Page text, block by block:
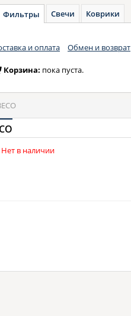
Фильтры Свечи Коврики
и оплата Обмен и возврат
Корзина: пока пуста.
Нет в наличии